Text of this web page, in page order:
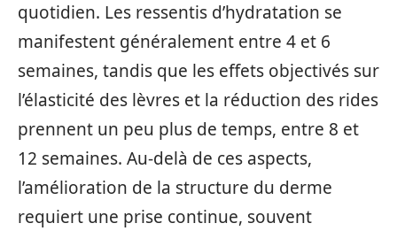
quotidien. Les ressentis d’hydratation se
manifestent généralement entre 4 et 6
semaines, tandis que les effets objectivés sur
l’élasticité des lèvres et la réduction des rides
prennent un peu plus de temps, entre 8 et
12 semaines. Au-delà de ces aspects,
l’amélioration de la structure du derme
requiert une prise continue, souvent